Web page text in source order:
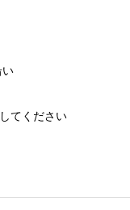
い
てください